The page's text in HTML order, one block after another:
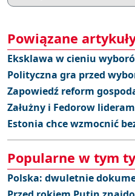
Powiązane
Eksklawa w cieniu
Polityczna gra przed
Zapowiedź reform
Załużny i Fedorow
Estonia chce wzmocnić
Popularne w tym
Polska: dwuletnie